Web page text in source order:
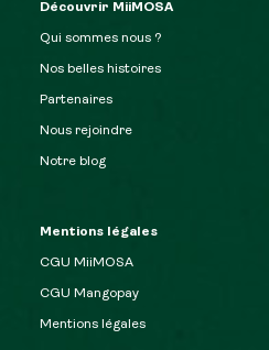
Découvrir MiiMOSA
Qui sommes nous ?
Nos belles histoires
Partenaires
Nous rejoindre
Notre blog
Mentions légales
CGU MiiMOSA
CGU Mangopay
Mentions légales